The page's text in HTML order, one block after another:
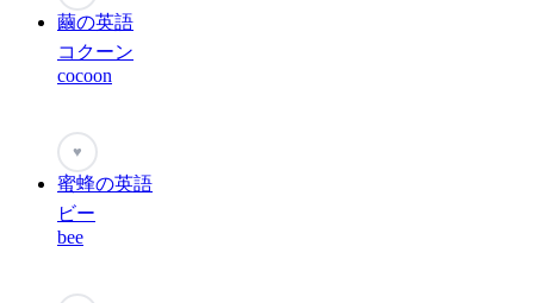
繭の英語
コクーン
cocoon
♥
蜜蜂の英語
ビー
bee